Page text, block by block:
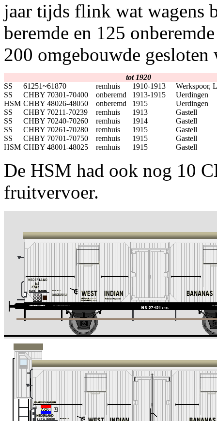
jaar tijds flink wat wagens
beremde en 125
200 omgebouwde gesloten
tot 1920
SS
61251~61870 remhuis 1910-1913
Werkspoor,
SS
CHBY 70301-70400 onberemd 1913-1915
Uerdingen
HSM CHBY 48026-48050 onberemd 1915
Uerdingen
SS
CHBY 70211-70239 remhuis 1913
Gastell
SS
CHBY 70240-70260 remhuis 1914
Gastell
SS
CHBY 70261-70280 remhuis 1915
Gastell
SS
CHBY 70701-70750 remhuis 1915
Gastell
HSM CHBY 48001-48025 remhuis 1915 Gastell
De HSM had ook nog 10
fruitvervoer.